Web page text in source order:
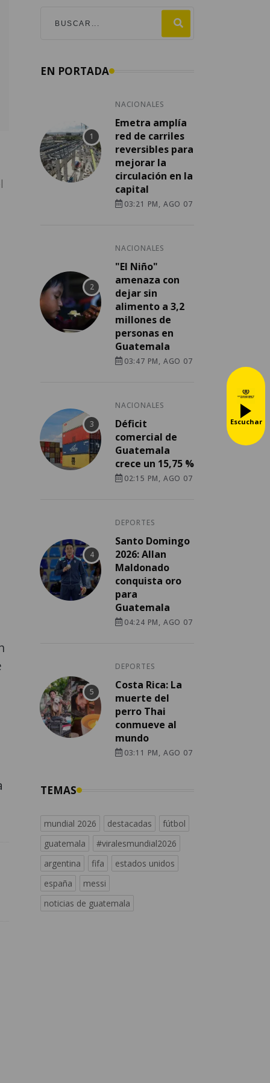
EN PORTADA
NACIONALES
Emetra amplía
red de carriles
reversibles para
mejorar la
circulación en la
capital
03:21 PM, AGO 07
NACIONALES
"El Niño"
amenaza con
dejar sin
alimento a 3,2
millones de
personas en
Guatemala
03:47 PM, AGO 07
NACIONALES
Déficit
comercial de
Guatemala
crece un 15,75 %
02:15 PM, AGO 07
DEPORTES
Santo Domingo
2026: Allan
Maldonado
conquista oro
para
Guatemala
04:24 PM, AGO 07
DEPORTES
Costa Rica: La
muerte del
perro Thai
conmueve al
mundo
03:11 PM, AGO 07
TEMAS
mundial 2026 destacadas
fútbol
guatemala
#viralesmundial2026
argentina
fifa
estados unidos
españa
messi
noticias de guatemala
Escuchar